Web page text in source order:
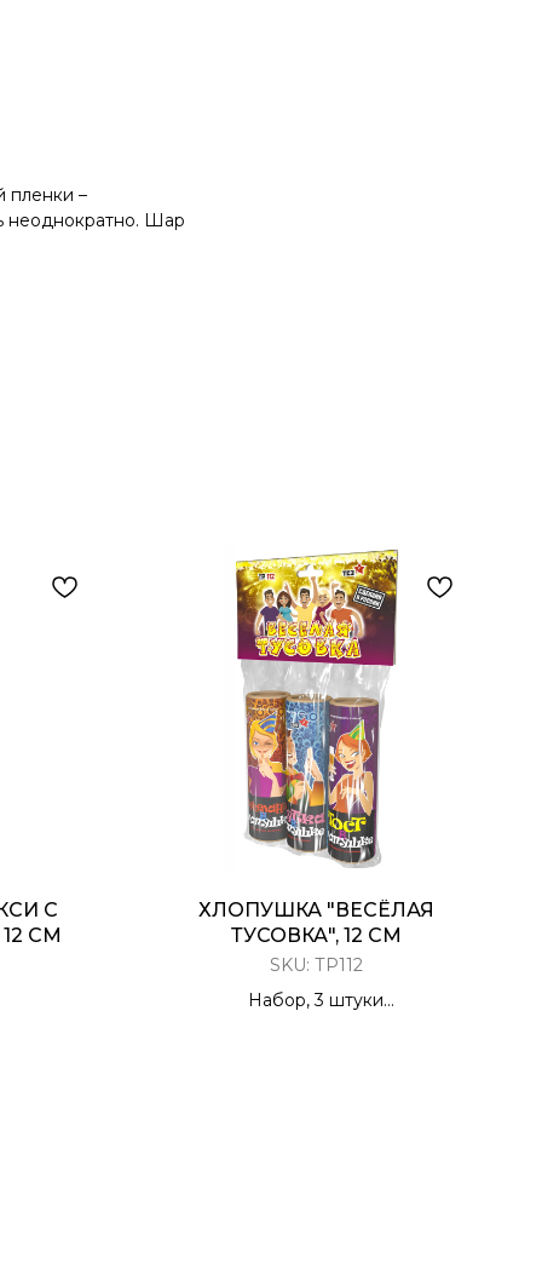
пленки –
неоднократно. Шар
С
СМ
ХЛОПУШКА "ВЕСЁЛАЯ
ТУСОВКА", 12 СМ
SKU: ТР112
Набор, 3 штуки